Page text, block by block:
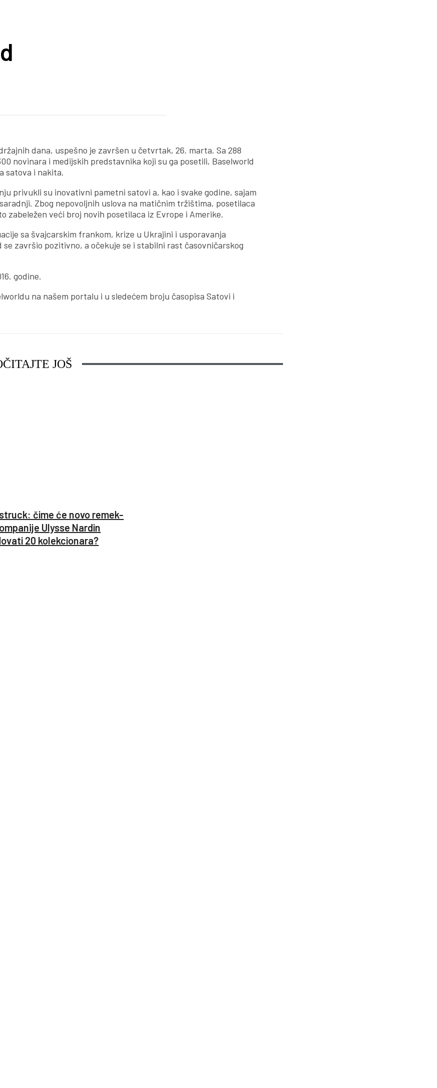
dana, uspešno je završen u četvrtak, 26. marta. Sa 288
novinara i medijskih predstavnika koji su ga posetili, Baselworld
satova i nakita.
privukli su inovativni pametni satovi a, kao i svake godine, sajam
Zbog nepovoljnih uslova na matičnim tržištima, posetilaca
zabeležen veći broj novih posetilaca iz Evrope i Amerike.
sa švajcarskim frankom, krize u Ukrajini i usporavanja
završio pozitivno, a očekuje se i stabilni rast časovničarskog
godine.
na našem portalu i u sledećem broju časopisa Satovi i
JOŠ
čime će novo remek-
Ulysse Nardin
20 kolekcionara?